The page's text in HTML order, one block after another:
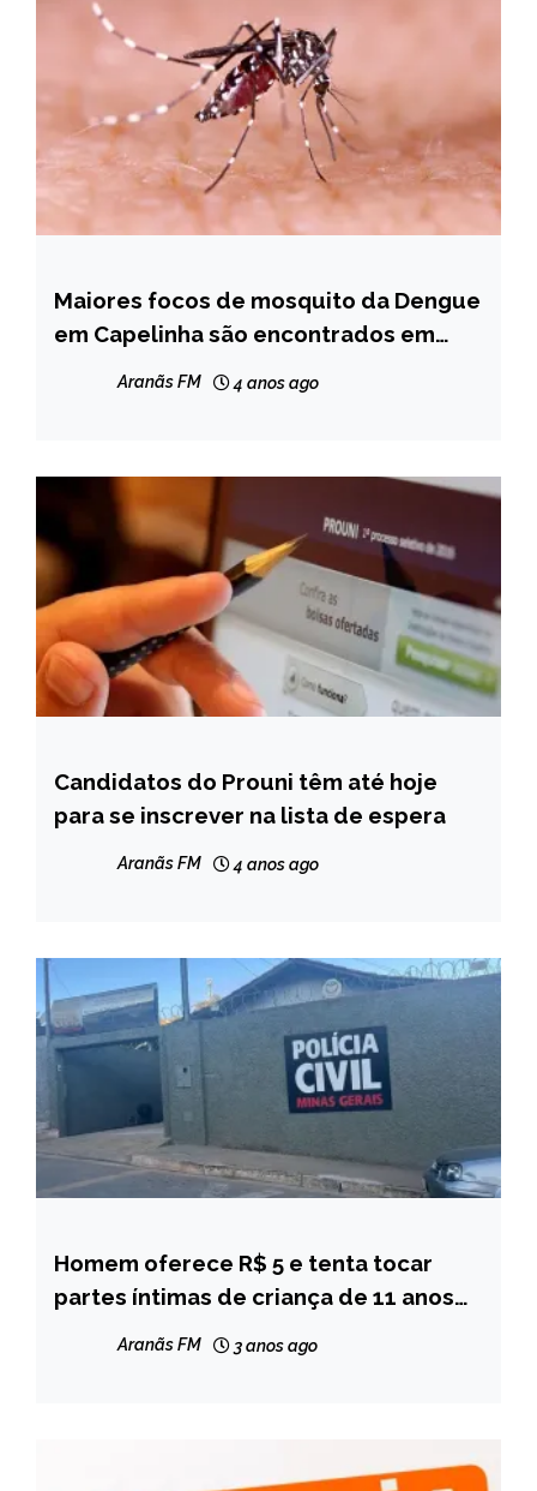
CAPELINHA
NOTÍCIAS
Maiores focos de mosquito da Dengue
em Capelinha são encontrados em
Aranãs FM 4 anos ago
BRASIL
NOTÍCIAS
Candidatos do Prouni têm até hoje
para se inscrever na lista de espera
Aranãs FM 4 anos ago
MINAS
GERAIS
NOTÍCIAS
Homem oferece R$ 5 e tenta tocar
partes íntimas de criança de 11 anos
Aranãs FM 3 anos ago